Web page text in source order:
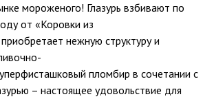
мороженого! Глазурь взбивают по
от «Коровки из
нежную структуру и
пломбир в сочетании с
– настоящее удовольствие для